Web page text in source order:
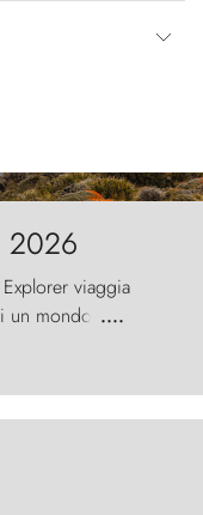
2026
viaggia
un mondo
la natura con
sfidano il
pietra.
....